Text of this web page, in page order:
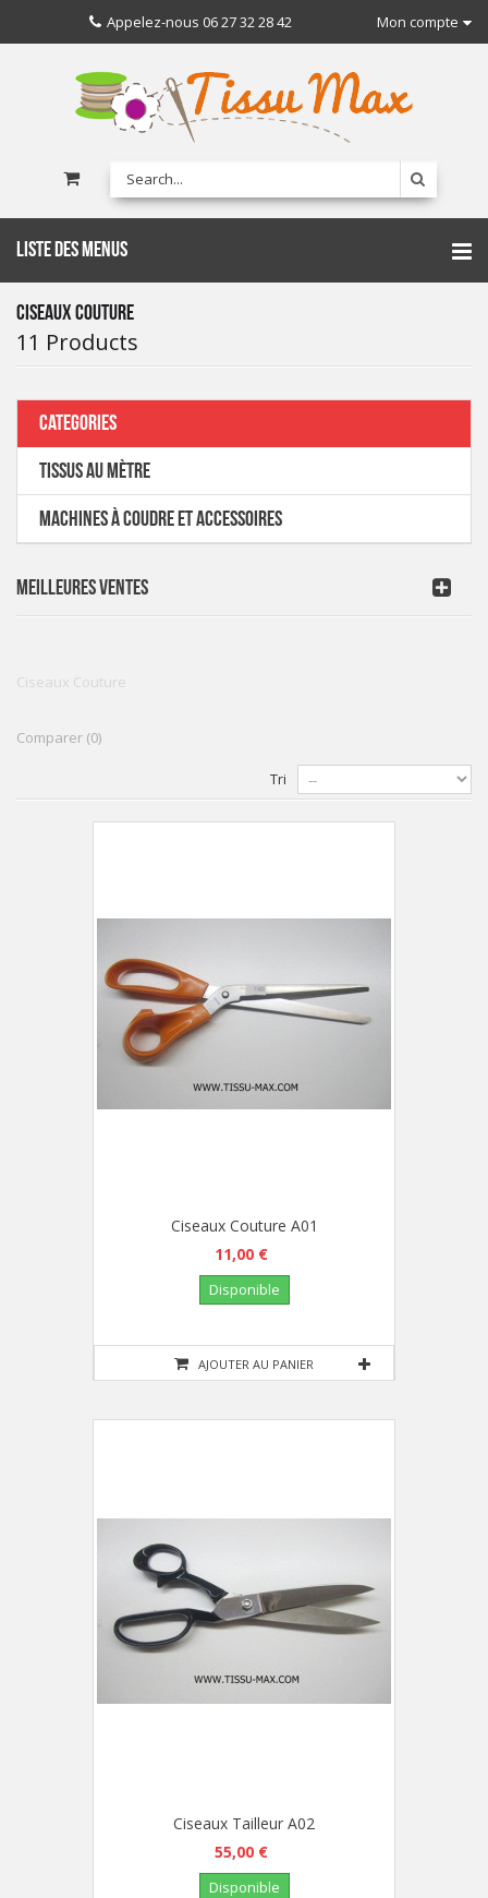
Mon compte
Appelez-nous 06 27 32 28 42
LISTE DES MENUS
CISEAUX COUTURE
11 Products
CATEGORIES
TISSUS AU MÈTRE
MACHINES À COUDRE ET ACCESSOIRES
MEILLEURES VENTES
Ciseaux Couture
Comparer (0)
Tri
AJOUTER AU PANIER
Ciseaux Couture A01
11,00 €
Disponible
Ciseaux Tailleur A02
55,00 €
Disponible